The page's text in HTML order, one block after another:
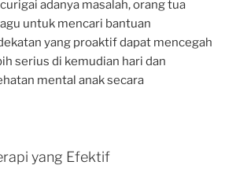
adanya masalah, orang tua
untuk mencari bantuan
yang proaktif dapat mencegah
serius di kemudian hari dan
mental anak secara
yang Efektif